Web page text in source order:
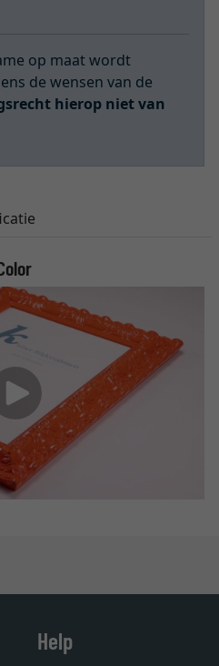
op maat wordt
de wensen van de
hierop niet van
Help